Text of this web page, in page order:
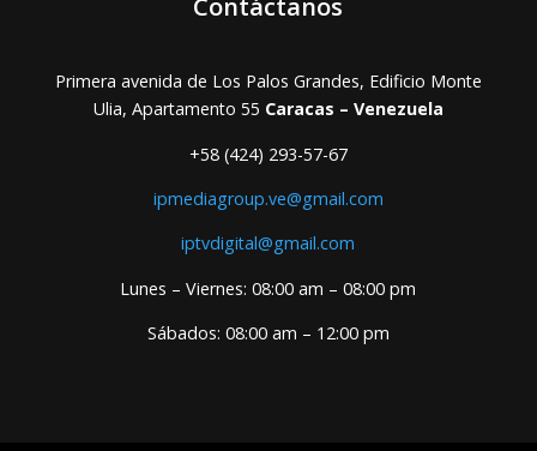
Contáctanos
Primera avenida de Los Palos Grandes, Edificio Monte
Ulia, Apartamento 55 Caracas – Venezuela
+58 (424) 293-57-67
ipmediagroup.ve@gmail.com
iptvdigital@gmail.com
Lunes – Viernes: 08:00 am – 08:00 pm
Sábados: 08:00 am – 12:00 pm